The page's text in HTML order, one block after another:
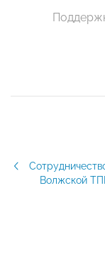
Волжской